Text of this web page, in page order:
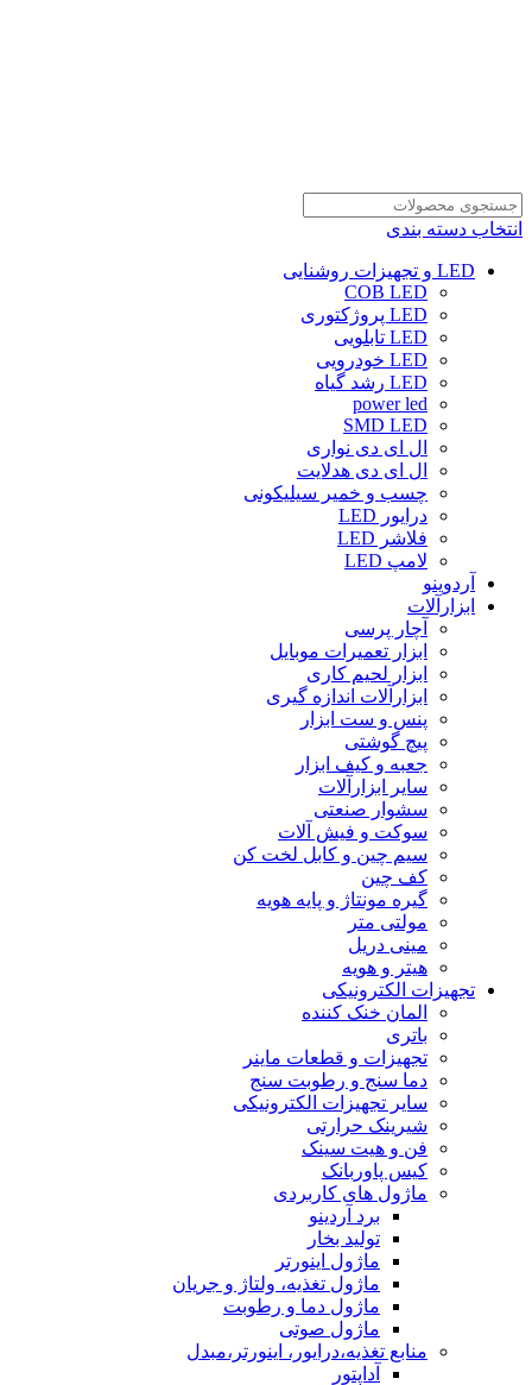
انتخاب دسته بندی
LED و تجهیزات روشنایی
COB LED
LED پروژکتوری
LED تابلویی
LED خودرویی
LED رشد گیاه
power led
SMD LED
ال ای دی نواری
ال ای دی هدلایت
چسب و خمیر سیلیکونی
درایور LED
فلاشر LED
لامپ LED
آردوینو
ابزارآلات
آچار پرسی
ابزار تعمیرات موبایل
ابزار لحیم کاری
ابزارآلات اندازه گیری
پنس و ست ابزار
پیچ گوشتی
جعبه و کیف ابزار
سایر ابزارآلات
سشوار صنعتی
سوکت و فیش آلات
سیم چین و کابل لخت کن
کف چین
گیره مونتاژ و پایه هویه
مولتی متر
مینی دریل
هیتر و هویه
تجهیزات الکترونیکی
المان خنک کننده
باتری
تجهیزات و قطعات ماینر
دما سنج و رطوبت سنج
سایر تجهیزات الکترونیکی
شیرینک حرارتی
فن و هیت سینک
کیس پاوربانک
ماژول های کاربردی
برد آردینو
تولید بخار
ماژول اینورتر
ماژول تغذیه، ولتاژ و جریان
ماژول دما و رطوبت
ماژول صوتی
منابع تغذیه،درایور، اینورتر،مبدل
آداپتور